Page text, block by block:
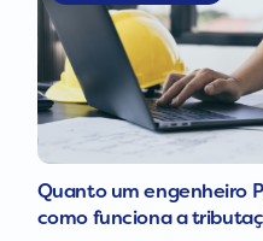
Quanto um engenheiro
como funciona a